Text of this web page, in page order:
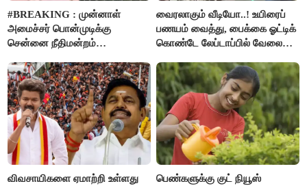
#BREAKING : முன்னாள்
அமைச்சர் பொன்முடிக்கு
சென்னை நீதிமன்றம்
வைரலாகும் வீடியோ..! உயிரைப்
பணயம் வைத்து, பைக்கை ஓட்டிக்
கொண்டே லேப்டாப்பில் வேலை
விவசாயிகளை ஏமாற்றி உள்ளது
பெண்களுக்கு குட் நியூஸ்